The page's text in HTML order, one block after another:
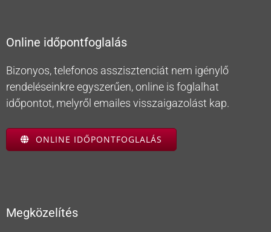
Online időpontfoglalás
Bizonyos, telefonos asszisztenciát nem igénylő
rendeléseinkre egyszerűen, online is foglalhat
időpontot, melyről emailes visszaigazolást kap.
ONLINE IDŐPONTFOGLALÁS
Megközelítés